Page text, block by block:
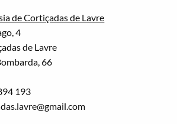
de Cortiçadas de Lavre
4
de Lavre
66
193